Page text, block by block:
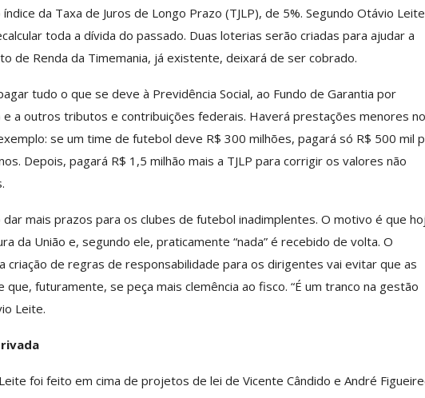
da Taxa de Juros de Longo Prazo (TJLP), de 5%. Segundo Otávio
toda a dívida do passado. Duas loterias serão criadas para ajudar a
de Renda da Timemania, já existente, deixará de ser cobrado.
tudo o que se deve à Previdência Social, ao Fundo de Garantia por
e a outros tributos e contribuições federais. Haverá prestações menores
se um time de futebol deve R$ 300 milhões, pagará só R$ 500 mil
Depois, pagará R$ 1,5 milhão mais a TJLP para corrigir os valores não
mais prazos para os clubes de futebol inadimplentes. O motivo é que
da União e, segundo ele, praticamente “nada” é recebido de volta. O
criação de regras de responsabilidade para os dirigentes vai evitar que as
que, futuramente, se peça mais clemência ao fisco. “É um tranco na gestão
Leite.
foi feito em cima de projetos de lei de Vicente Cândido e André
Acompanha Reunião
Da Mesa Nacional De
Negociação Permanente E
Reforça…
Comunicacao 26 jun, 2026
Categoria Unida Em Torno
Valores Fundantes Da
Sindical
Comunicacao